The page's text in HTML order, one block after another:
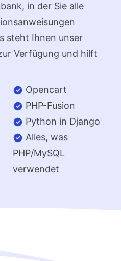
in der Sie alle
steht Ihnen unser
Verfügung und hilft
Opencart
PHP-Fusion
Python in Django
Alles, was
PHP/MySQL
verwendet